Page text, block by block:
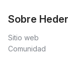
Sobre
Sitio web
Comunidad